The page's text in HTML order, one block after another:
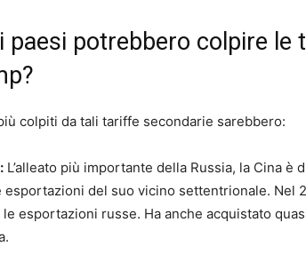
paesi potrebbero colpire le
colpiti da tali tariffe secondarie sarebbero:
L’alleato più importante della Russia, la Cina
esportazioni del suo vicino settentrionale. Nel
esportazioni russe. Ha anche acquistato